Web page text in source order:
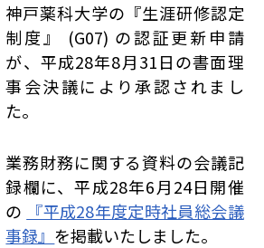
神戸薬科大学の『生涯研修認定
制度』 (G07) の認証更新申請
が、平成28年8月31日の書面理
事会決議により承認されまし
た。
業務財務に関する資料の会議記
録欄に、平成28年6月24日開催
の
『平成28年度定時社員総会議
事録』 を掲載いたしました。